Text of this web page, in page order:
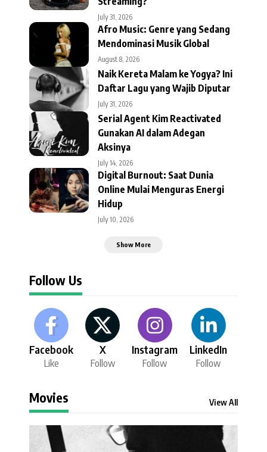
July 31, 2026
Afro Music: Genre yang Sedang
Mendominasi Musik Global
August 8, 2026
Naik Kereta Malam ke Yogya? Ini
Daftar Lagu yang Wajib Diputar
July 31, 2026
Serial Agent Kim Reactivated
Gunakan AI dalam Adegan
Aksinya
July 14, 2026
Digital Burnout: Saat Dunia
Online Mulai Menguras Energi
Hidup
July 10, 2026
Show More
Follow Us
Facebook
Like
X
Follow
Instagram
Follow
LinkedIn
Follow
Movies View All